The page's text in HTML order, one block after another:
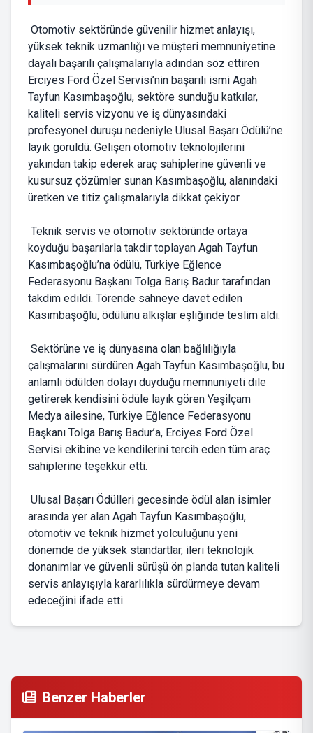
Otomotiv sektöründe güvenilir hizmet anlayışı,
yüksek teknik uzmanlığı ve müşteri memnuniyetine
dayalı başarılı çalışmalarıyla adından söz ettiren
Erciyes Ford Özel Servisi’nin başarılı ismi Agah
Tayfun Kasımbaşoğlu, sektöre sunduğu katkılar,
kaliteli servis vizyonu ve iş dünyasındaki
profesyonel duruşu nedeniyle Ulusal Başarı Ödülü’ne
layık görüldü. Gelişen otomotiv teknolojilerini
yakından takip ederek araç sahiplerine güvenli ve
kusursuz çözümler sunan Kasımbaşoğlu, alanındaki
üretken ve titiz çalışmalarıyla dikkat çekiyor.
Teknik servis ve otomotiv sektöründe ortaya
koyduğu başarılarla takdir toplayan Agah Tayfun
Kasımbaşoğlu’na ödülü, Türkiye Eğlence
Federasyonu Başkanı Tolga Barış Badur tarafından
takdim edildi. Törende sahneye davet edilen
Kasımbaşoğlu, ödülünü alkışlar eşliğinde teslim aldı.
Sektörüne ve iş dünyasına olan bağlılığıyla
çalışmalarını sürdüren Agah Tayfun Kasımbaşoğlu, bu
anlamlı ödülden dolayı duyduğu memnuniyeti dile
getirerek kendisini ödüle layık gören Yeşilçam
Medya ailesine, Türkiye Eğlence Federasyonu
Başkanı Tolga Barış Badur’a, Erciyes Ford Özel
Servisi ekibine ve kendilerini tercih eden tüm araç
sahiplerine teşekkür etti.
Ulusal Başarı Ödülleri gecesinde ödül alan isimler
arasında yer alan Agah Tayfun Kasımbaşoğlu,
otomotiv ve teknik hizmet yolculuğunu yeni
dönemde de yüksek standartlar, ileri teknolojik
donanımlar ve güvenli sürüşü ön planda tutan kaliteli
servis anlayışıyla kararlılıkla sürdürmeye devam
edeceğini ifade etti.
Benzer Haberler